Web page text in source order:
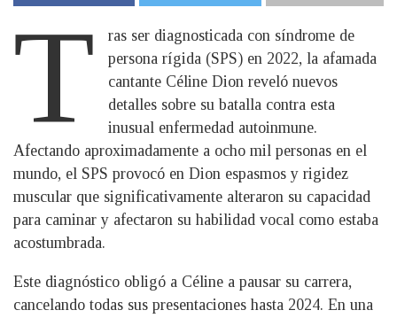
T
ras ser diagnosticada con síndrome de
persona rígida (SPS) en 2022, la afamada
cantante Céline Dion reveló nuevos
detalles sobre su batalla contra esta
inusual enfermedad autoinmune.
Afectando aproximadamente a ocho mil personas en el
mundo, el SPS provocó en Dion espasmos y rigidez
muscular que significativamente alteraron su capacidad
para caminar y afectaron su habilidad vocal como estaba
acostumbrada.
Este diagnóstico obligó a Céline a pausar su carrera,
cancelando todas sus presentaciones hasta 2024. En una